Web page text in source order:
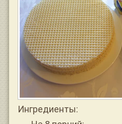
Ингредиенты: